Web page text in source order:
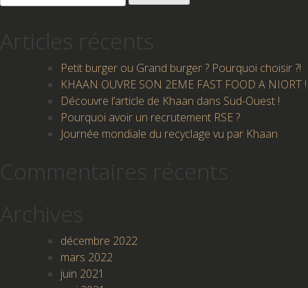
Articles récents
Petit burger ou Grand burger ? Pourquoi choisir ?!
KHAAN OUVRE SON 2EME FAST FOOD A NIORT !
Découvre l’article de Khaan dans Sud-Ouest !
Pourquoi avoir un recrutement RSE ?
Journée mondiale du recyclage vu par Khaan
Commentaires récents
Archives
décembre 2022
mars 2022
juin 2021